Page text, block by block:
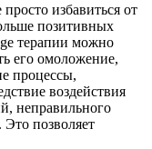
избавиться от
позитивных
терапии можно
его омоложение,
процессы,
воздействия
неправильного
позволяет